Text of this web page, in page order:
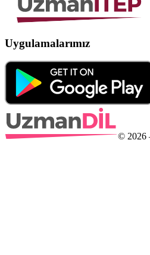
Uygulamalarımız
© 2026